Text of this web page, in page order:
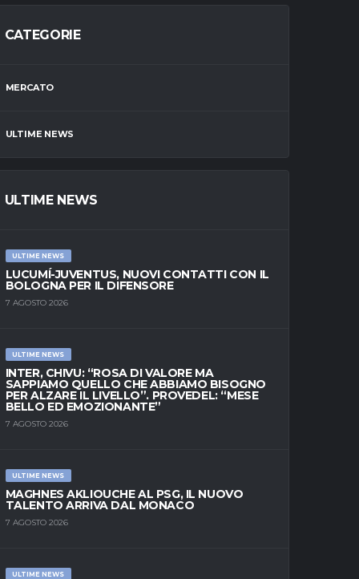
CATEGORIE
MERCATO
ULTIME NEWS
ULTIME NEWS
ULTIME NEWS
LUCUMÍ-JUVENTUS, NUOVI CONTATTI CON IL
BOLOGNA PER IL DIFENSORE
7 AGOSTO 2026
ULTIME NEWS
INTER, CHIVU: “ROSA DI VALORE MA
SAPPIAMO QUELLO CHE ABBIAMO BISOGNO
PER ALZARE IL LIVELLO”. PROVEDEL: “MESE
BELLO ED EMOZIONANTE”
7 AGOSTO 2026
ULTIME NEWS
MAGHNES AKLIOUCHE AL PSG, IL NUOVO
TALENTO ARRIVA DAL MONACO
7 AGOSTO 2026
ULTIME NEWS